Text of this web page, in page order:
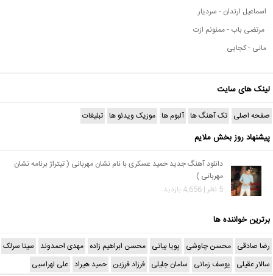
اسماعیل ارندان - سردیار
مرتضی باب - ممنونم ازت
مانی - کجایی
لینک های سایت
صفحه اصلی تک آهنگ ها آلبوم ها موزیک ویدئو ها تبلیغات
پیشنهاد روز بخش ملایم
دانلود آهنگ جدید حمید عسکری با نام نشان مهربانی ( تیتراژ برنامه نشان
مهربانی )
5 نظر | 4,656 بازدید
برترین خواننده ها
رضا صادقی محسن چاوشی پویا بیاتی محسن ابراهیم زاده مهدی احمدوند سینا سرلک
سالار عقیلی یوسف زمانی سامان جلیلی فرزاد فرزین حمید هیراد علی لهراسبی